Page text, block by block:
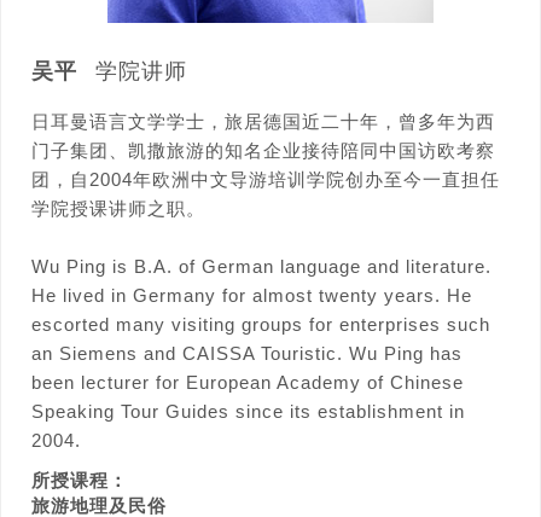
吴平 学院讲师
日耳曼语言文学学士，旅居德国近二十年，曾多年为西
门子集团、凯撒旅游的知名企业接待陪同中国访欧考察
团，自2004年欧洲中文导游培训学院创办至今一直担任
学院授课讲师之职。
Wu Ping is B.A. of German language and literature.
He lived in Germany for almost twenty years. He
escorted many visiting groups for enterprises such
an Siemens and CAISSA Touristic. Wu Ping has
been lecturer for European Academy of Chinese
Speaking Tour Guides since its establishment in
2004.
所授课程：
旅游地理及民俗